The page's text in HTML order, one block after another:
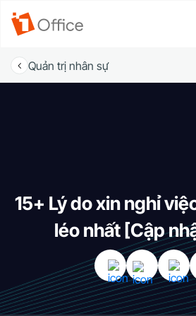
Quản trị nhân sự
15+ Lý do xin nghỉ
léo nhất [Cập